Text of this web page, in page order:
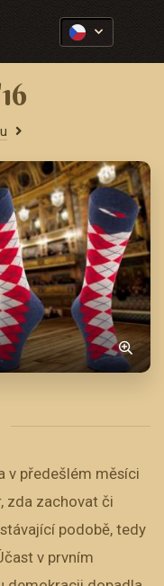
v předešlém měsíci
zda zachovat či
podobě, tedy
v prvním